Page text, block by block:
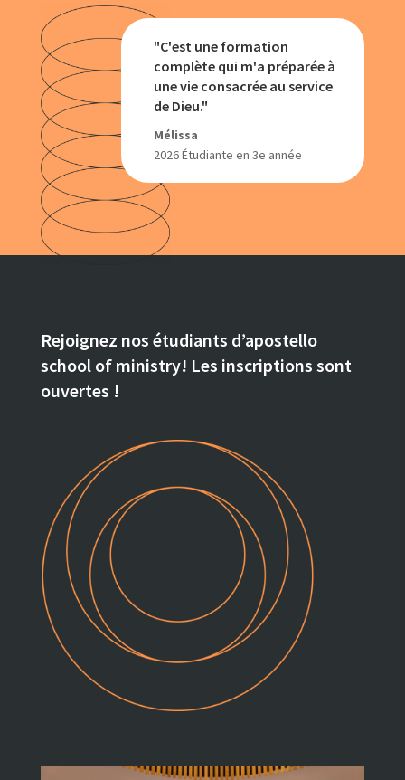
"C'est une formation
complète qui m'a préparée à
une vie consacrée au service
de Dieu."
Mélissa
2026 Étudiante en 3e année
Rejoignez nos étudiants d’apostello
school of ministry! Les inscriptions sont
ouvertes !